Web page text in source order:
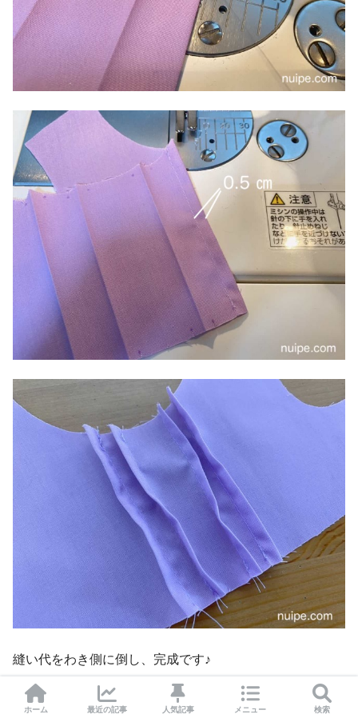
縫い代をわき側に倒し、完成です♪
ホーム 最近の記事 人気記事 メニュー 検索